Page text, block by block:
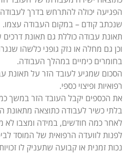
הפגיעה יכולה להתרחש בדרך
שנכתב קודם – במקום העבודה עצמו.
תאונת עבודה כוללת גם תאונת
וכן גם מחלה או נזק גופני כלשהו
בחומרים כימיים במהלך העבודה.
הסכום שמגיע לעובד הזר על תאונת
רפואיות ופיצוי כספי.
את הכספים יקבל העובד הזר במשך
בלתי כשיר לעבודה כתוצאה מתאונת
לאחר כמה חודשים, במידה ומצבו לא
לפנות לוועדה הרפואית של המוסד
נכות זמנית או קבועה שתעניק לו